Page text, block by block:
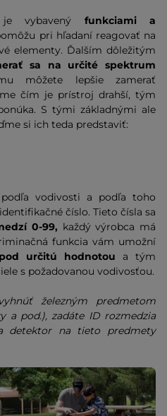
vybavený funkciami a
pri hľadaní reagovať na
elementy. Ďalším dôležitým
sa na určité spektrum
môžete lepšie zamerať
čím je prístroj drahší, tým
S tými základnými ale
si ich teda predstaviť:
vodivosti a podľa toho
číslo. Tieto čísla sa
0-99, každý výrobca má
funkcia vám umožní
určitú hodnotou a tým
s požadovanou vodivosťou.
železným predmetom
a pod.), zadáte ID rozmedzia
detektor na tieto predmety